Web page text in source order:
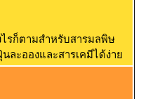
รก็ตามสำหรับสารมลพิษ
ละอองและสารเคมีได้ง่าย